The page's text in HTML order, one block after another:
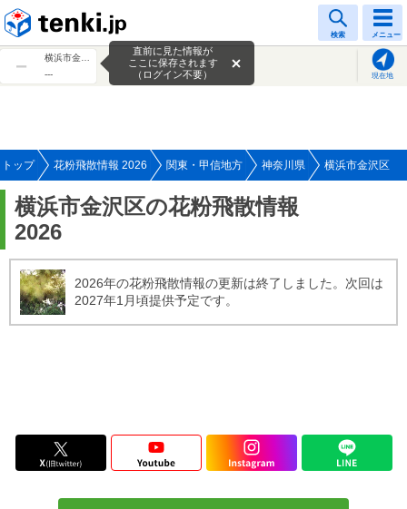
検索 メニュー
---
現在地
直前に見た情報が
ここに保存されます
（ログイン不要）
トップ 花粉飛散情報 2026 関東・甲信地方 神奈川県 横浜市金沢区
横浜市金沢区の花粉飛散情報
2026
2026年の花粉飛散情報の更新は終了しました。次回は
2027年1月頃提供予定です。